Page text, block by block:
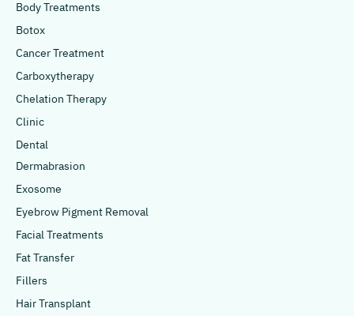
Body Treatments
Botox
Cancer Treatment
Carboxytherapy
Chelation Therapy
Clinic
Dental
Dermabrasion
Exosome
Eyebrow Pigment Removal
Facial Treatments
Fat Transfer
Fillers
Hair Transplant